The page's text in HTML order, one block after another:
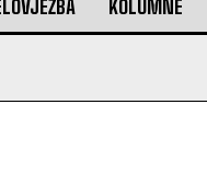
KOLUMNE